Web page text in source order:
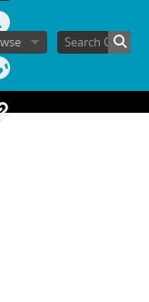
R. Whelan
Standford
Vásquez
Ugarte